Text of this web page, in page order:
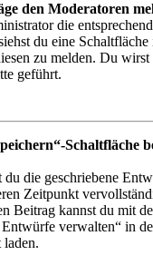
den Moderatoren
die
du eine
zu melden. Du
geführt.
Schaltfläche
die geschriebene
Zeitpunkt
Beitrag kannst du mit
Entwürfe verwalten“ in
laden.